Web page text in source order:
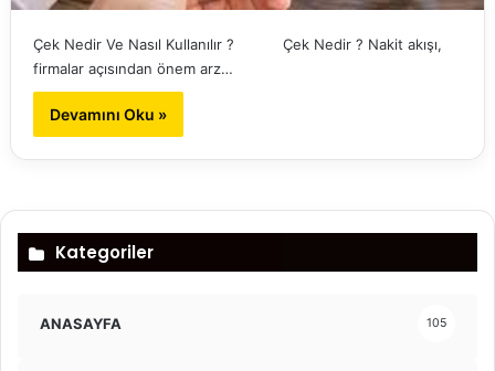
Çek Nedir Ve Nasıl Kullanılır ? Çek Nedir ? Nakit akışı,
firmalar açısından önem arz…
Devamını Oku »
Kategoriler
ANASAYFA 105